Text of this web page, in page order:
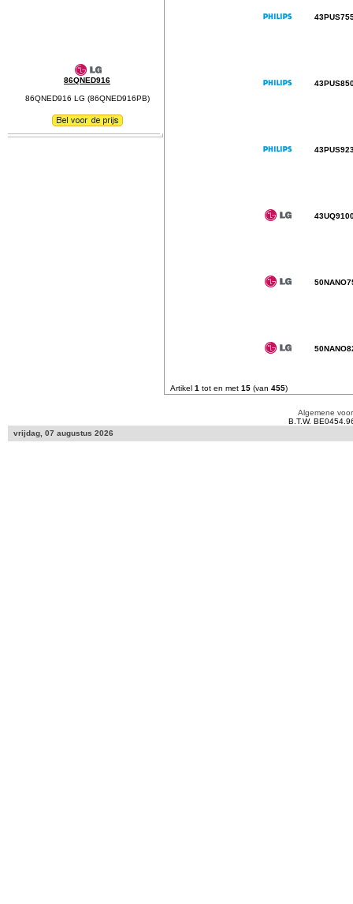
86QNED916
86QNED916 LG (86QNED916PB)
Artikel 1 tot en met 15 (van 455)
Algemene
B.T.W.
vrijdag, 07 augustus 2026